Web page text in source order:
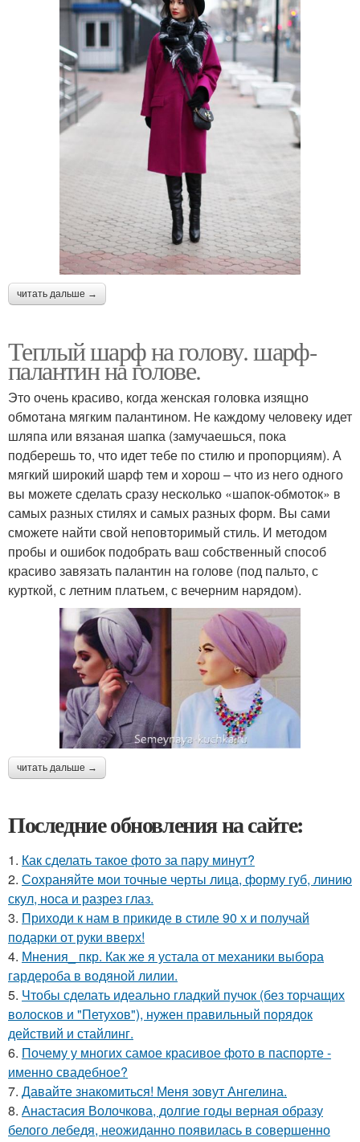
читать дальше →
Теплый шарф на голову. шарф-
палантин на голове.
Это очень красиво, когда женская головка изящно
обмотана мягким палантином. Не каждому человеку идет
шляпа или вязаная шапка (замучаешься, пока
подберешь то, что идет тебе по стилю и пропорциям). А
мягкий широкий шарф тем и хорош – что из него одного
вы можете сделать сразу несколько «шапок-обмоток» в
самых разных стилях и самых разных форм. Вы сами
сможете найти свой неповторимый стиль. И методом
пробы и ошибок подобрать ваш собственный способ
красиво завязать палантин на голове (под пальто, с
курткой, с летним платьем, с вечерним нарядом).
читать дальше →
Последние обновления на сайте:
1. Как сделать такое фото за пару минут?
2. Сохраняйте мои точные черты лица, форму губ, линию
скул, носа и разрез глаз.
3. Приходи к нам в прикиде в стиле 90 х и получай
подарки от руки вверх!
4. Мнения_ пкр. Как же я устала от механики выбора
гардероба в водяной лилии.
5. Чтобы сделать идеально гладкий пучок (без торчащих
волосков и "Петухов"), нужен правильный порядок
действий и стайлинг.
6. Почему у многих самое красивое фото в паспорте -
именно свадебное?
7. Давайте знакомиться! Меня зовут Ангелина.
8. Анастасия Волочкова, долгие годы верная образу
белого лебедя, неожиданно появилась в совершенно